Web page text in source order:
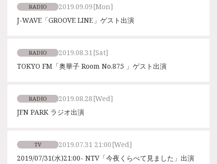
RADIO 2019.09.09[Mon]
J-WAVE「GROOVE LINE」ゲスト出演
RADIO 2019.08.31[Sat]
TOKYO FM「奥華子 Room No.875 」ゲスト出演
RADIO 2019.08.28[Wed]
JFN PARK ラジオ出演
TV 2019.07.31 21:00[Wed]
2019/07/31(水)21:00- NTV「今夜くらべて見ました」出演